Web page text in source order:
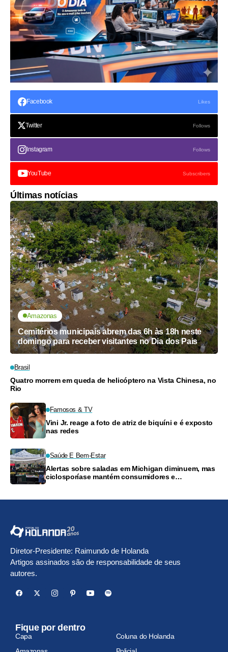
Facebook Likes
Twitter Follows
Instagram Follows
YouTube Subscribers
Últimas notícias
Amazonas
Cemitérios municipais abrem das 6h às 18h neste
domingo para receber visitantes no Dia dos Pais
Brasil
Quatro morrem em queda de helicóptero na Vista Chinesa, no
Rio
Famosos & TV
Vini Jr. reage a foto de atriz de biquíni e é exposto
nas redes
Saúde E Bem-Estar
Alertas sobre saladas em Michigan diminuem, mas
ciclosporíase mantém consumidores e
Diretor-Presidente: Raimundo de Holanda
Artigos assinados são de responsabilidade de seus
autores.
Fique por dentro
Capa
Coluna do Holanda